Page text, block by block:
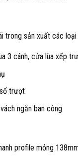
trong sản xuất các
3 cánh, cửa lùa xếp
trượt
ngăn ban công
profile mỏng